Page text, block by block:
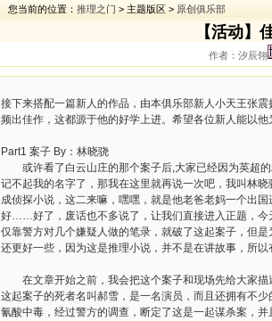
您当前的位置： 推理之门 > 主题版区 > 原创俱乐部
【活动
作者：汐辰翎
接下来搭配一篇新人的作品，由本俱乐部新人小天王张
频出佳作，这都源于他的好学上进。希望各位新人能以
Part1 案子 By：林晓骁
或许看了白云山庄的那个案子后,大家已经因为英超的
记不起我的名字了，那我在这里就再说一次吧，我叫林
成侦探小说，这二来嘛，嘿嘿，就是他老爸老妈一个出
好……好了，废话也不多说了，让我们直接进入正题，今
仅靠警方对几个嫌疑人做的笔录，就破了这起案子，但
还更好一些，因为这是推理小说，并不是在讲故事，所
在文章开始之前，我会把这个案子和现场先给大家描
这起案子的死者名叫郝雪，是一名演员，而且还拥有不
氰酸中毒，经过警方的调查，断定了这是一起谋杀案，